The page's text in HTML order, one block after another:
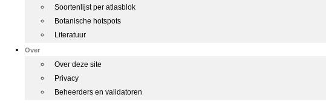
Soortenlijst per atlasblok
Botanische hotspots
Literatuur
Over
Over deze site
Privacy
Beheerders en validatoren